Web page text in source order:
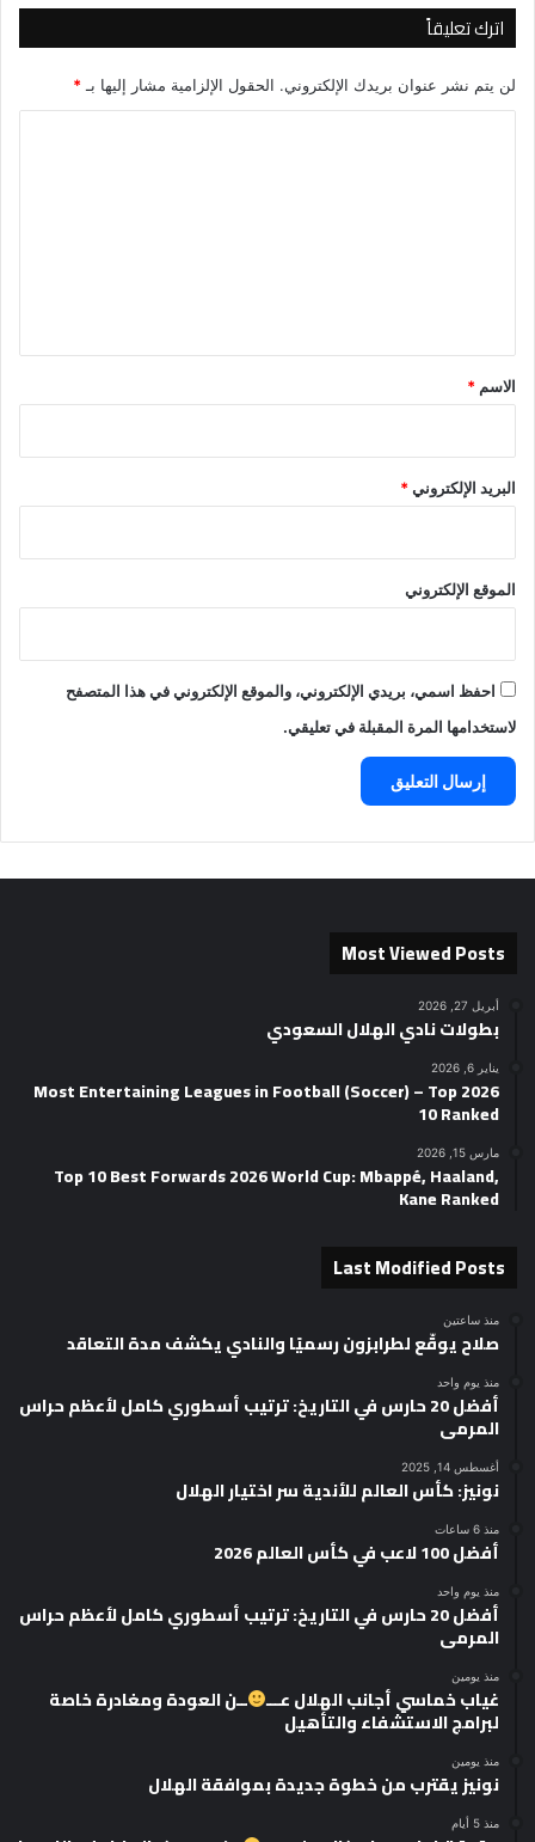
اترك تعليقاً
لن يتم نشر عنوان بريدك الإلكتروني. الحقول الإلزامية مشار إليها بـ *
*
الاسم *
البريد الإلكتروني*
الموقع الإلكتروني
احفظ اسمي، بريدي الإلكتروني، والموقع الإلكتروني في هذا المتصفح
لاستخدامها المرة المقبلة في تعليقي.
Most Viewed Posts
أبريل 27, 2026
بطولات نادي الهلال السعودي
يناير 6, 2026
2026 Most Entertaining Leagues in Football (Soccer) – Top
10 Ranked
مارس 15, 2026
Top 10 Best Forwards 2026 World Cup: Mbappé, Haaland,
Kane Ranked
Last Modified Posts
منذ ساعتين
صلاح يوقّع لطرابزون رسميًا والنادي يكشف مدة التعاقد
منذ يوم واحد
أفضل 20 حارس في التاريخ: ترتيب أسطوري كامل لأعظم حراس
المرمى
أغسطس 14, 2025
نونيز: كأس العالم للأندية سر اختيار الهلال
منذ 6 ساعات
أفضل 100 لاعب في كأس العالم 2026
منذ يوم واحد
أفضل 20 حارس في التاريخ: ترتيب أسطوري كامل لأعظم حراس
المرمى
منذ يومين
غياب خماسي أجانب الهلال عـــ ــن العودة ومغادرة خاصة
لبرامج الاستشفاء والتأهيل
منذ يومين
نونيز يقترب من خطوة جديدة بموافقة الهلال
منذ 5 أيام